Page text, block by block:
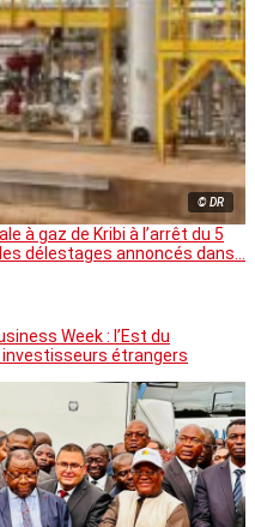
© DR
à gaz de Kribi à l’arrêt du 5
délestages annoncés dans…
Week : l’Est du
étrangers